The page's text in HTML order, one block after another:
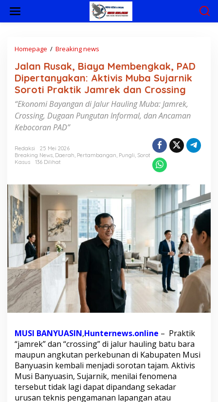
w
Homepage / Breaking news
l
a
n
R
u
a
i
e
m
b
e
n
g
D
p
e
t
a
n
y
a
k
Jalan Rusak, Biaya Membengkak, PAD
Dipertanyakan: Aktivis Muba Sujarnik
Soroti Praktik Jamrek dan Crossing
“Ekonomi Bayangan di Jalur Hauling Muba: Jamrek,
Crossing, Dugaan Pungutan Informal, dan Ancaman
Kebocoran PAD”
Redaksi
25 Mei 2026
Breaking News, Daerah, Pertambangan, Pungli, Sorot
Kasus
136 Dilihat
MUSI BANYUASIN,Hunternews.online – Praktik
“jamrek” dan “crossing” di jalur hauling batu bara
maupun angkutan perkebunan di Kabupaten Musi
Banyuasin kembali menjadi sorotan tajam. Aktivis
Musi Banyuasin, Sujarnik, menilai fenomena
tersebut tidak lagi dapat dipandang sekadar
urusan teknis pengamanan lapangan atau